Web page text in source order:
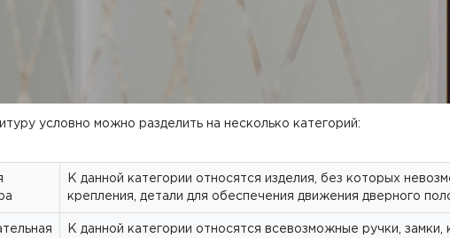
условно можно разделить на несколько категорий:
К данной категории относятся изделия, без которых
крепления, детали для обеспечения движения дверного
К данной категории относятся всевозможные ручки,